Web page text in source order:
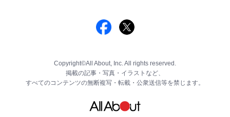
Copyright©All About, Inc. All rights reserved.
掲載の記事・写真・イラストなど、
すべてのコンテンツの無断複写・転載・公衆送信等を禁じます。